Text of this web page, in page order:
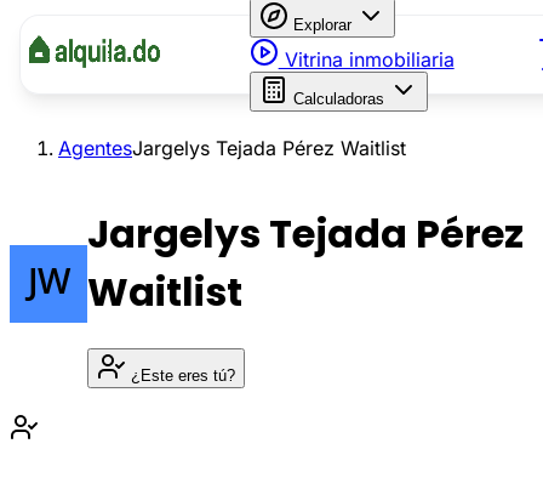
Explorar
Vitrina inmobiliaria
Calculadoras
AgentesJargelys Tejada Pérez Waitlist
Jargelys Tejada Pérez
Waitlist
¿Este eres tú?